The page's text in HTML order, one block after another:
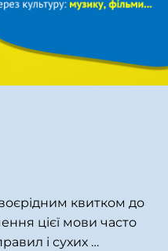
квитком до
цієї мови часто
і сухих …